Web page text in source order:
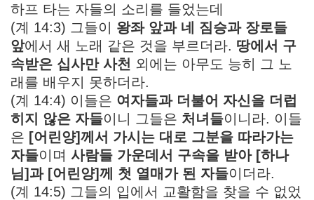
하프 타는 자들의 소리를 들었는데
(계 14:3) 그들이 왕좌 앞과 네 짐승과 장로들
앞에서 새 노래 같은 것을 부르더라. 땅에서 구
속받은 십사만 사천 외에는 아무도 능히 그 노
래를 배우지 못하더라.
(계 14:4) 이들은 여자들과 더불어 자신을 더럽
히지 않은 자들이니 그들은 처녀들이니라. 이들
은 [어린양]께서 가시는 대로 그분을 따라가는
자들이며 사람들 가운데서 구속을 받아 [하나
님]과 [어린양]께 첫 열매가 된 자들이더라.
(계 14:5) 그들의 입에서 교활함을 찾을 수 없었